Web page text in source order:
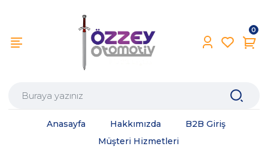
0
Anasayfa Hakkımızda
B2B Giriş
Müşteri Hizmetleri